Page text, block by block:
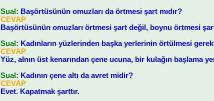
Sual: Başörtüsünün omuzları da örtmesi şart mıdır?
CEVAP
Başörtüsünün omuzları örtmesi şart değil, boynu örtmesi
Sual: Kadınların yüzlerinden başka yerlerinin örtülmesi
CEVAP
Yüz, alnın üst kenarından çene ucuna, bir kulağın başlama
Sual: Kadının çene altı da avret midir?
CEVAP
Evet. Kapatmak şarttır.